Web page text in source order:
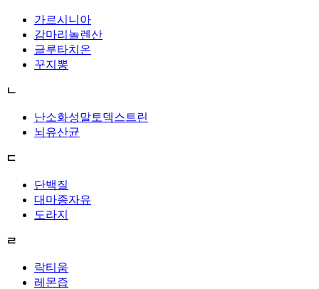
가르시니아
감마리놀렌산
글루타치온
꾸지뽕
ㄴ
난소화성말토덱스트린
뇌유산균
ㄷ
단백질
대마종자유
도라지
ㄹ
락티움
레몬즙